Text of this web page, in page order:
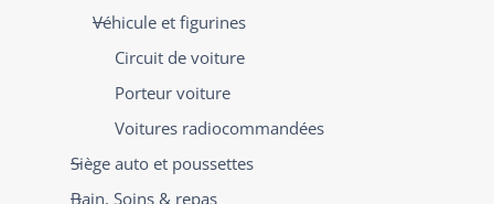
Véhicule et figurines
Circuit de voiture
Porteur voiture
Voitures radiocommandées
Siège auto et poussettes
Bain, Soins & repas